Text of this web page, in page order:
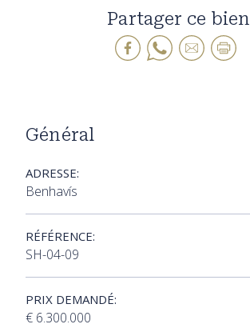
Partager ce bien
Général
ADRESSE:
Benhavís
RÉFÉRENCE:
SH-04-09
PRIX DEMANDÉ:
€ 6.300.000